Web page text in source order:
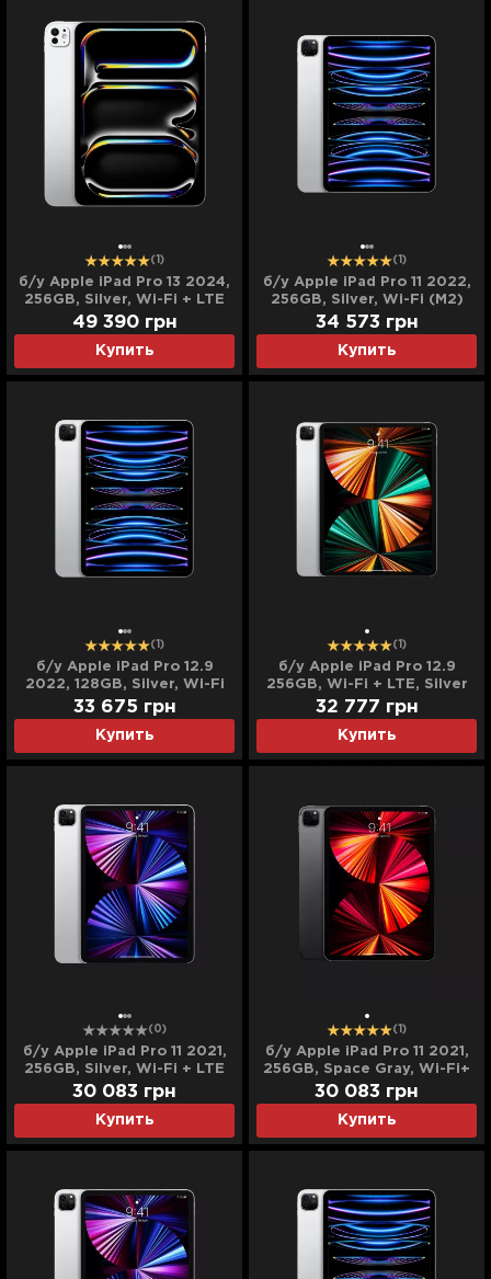
(1)
б/у Apple iPad Pro 13 2024,
256GB, Silver, Wi-Fi + LTE
(M4) (MVXT3)
Купить
49 390 грн
(1)
б/у Apple iPad Pro 11 2022,
256GB, Silver, Wi-Fi (M2)
(MNXG3)
Купить
34 573 грн
(1)
б/у Apple iPad Pro 12.9
2022, 128GB, Silver, Wi-Fi
(M2) (MNXQ3)
Купить
33 675 грн
(1)
б/у Apple iPad Pro 12.9
256GB, Wi-Fi + LTE, Silver
(2021)
Купить
32 777 грн
(0)
б/у Apple iPad Pro 11 2021,
256GB, Silver, Wi-Fi + LTE
(M1) (MHW83/MHW3)
Купить
30 083 грн
(1)
б/у Apple iPad Pro 11 2021,
256GB, Space Gray, Wi-Fi+
LTE (M1) (MHW73)
Купить
30 083 грн